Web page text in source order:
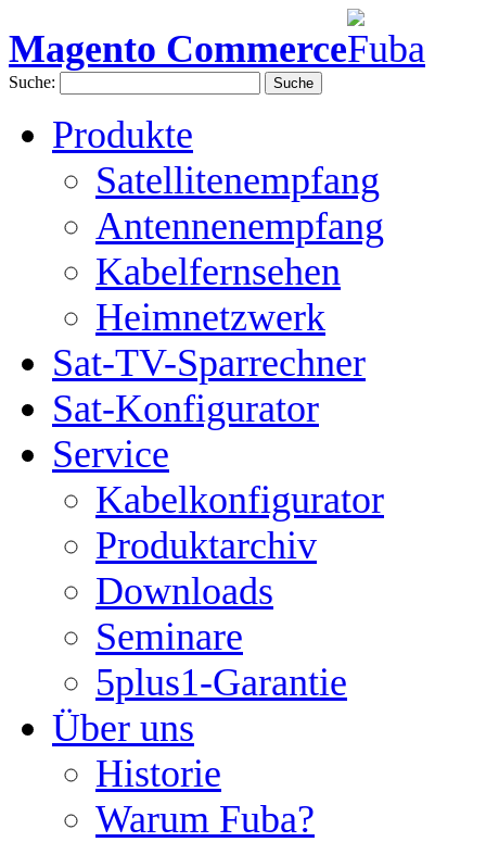
Magento Commerce
Suche: Suche
Produkte
Satellitenempfang
Antennenempfang
Kabelfernsehen
Heimnetzwerk
Sat-TV-Sparrechner
Sat-Konfigurator
Service
Kabelkonfigurator
Produktarchiv
Downloads
Seminare
5plus1-Garantie
Über uns
Historie
Warum Fuba?